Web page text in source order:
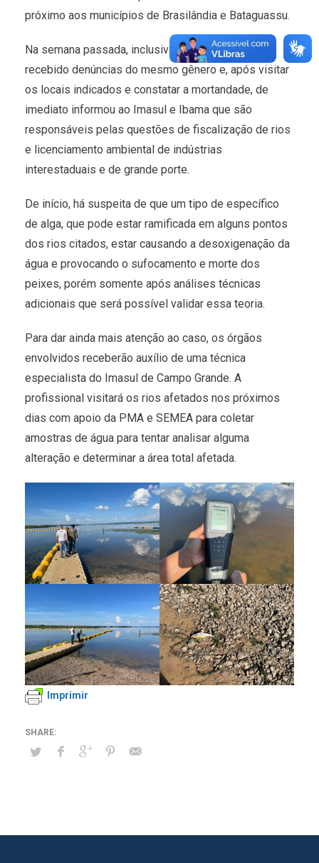
próximo aos municípios de Brasilândia e Bataguassu.
Na semana passada, inclusive, a SEMEA já havia
recebido denúncias do mesmo gênero e, após visitar
os locais indicados e constatar a mortandade, de
imediato informou ao Imasul e Ibama que são
responsáveis pelas questões de fiscalização de rios
e licenciamento ambiental de indústrias
interestaduais e de grande porte.
De início, há suspeita de que um tipo de específico
de alga, que pode estar ramificada em alguns pontos
dos rios citados, estar causando a desoxigenação da
água e provocando o sufocamento e morte dos
peixes, porém somente após análises técnicas
adicionais que será possível validar essa teoria.
Para dar ainda mais atenção ao caso, os órgãos
envolvidos receberão auxílio de uma técnica
especialista do Imasul de Campo Grande. A
profissional visitará os rios afetados nos próximos
dias com apoio da PMA e SEMEA para coletar
amostras de água para tentar analisar alguma
alteração e determinar a área total afetada.
Imprimir